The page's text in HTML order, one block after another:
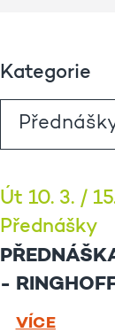
Kategorie
Út 10. 3. /
Přednášky
-
VÍCE